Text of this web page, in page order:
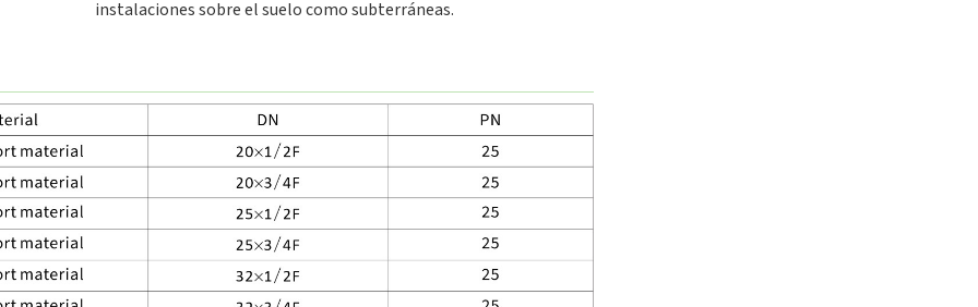
instalaciones sobre el suelo como subterráneas.